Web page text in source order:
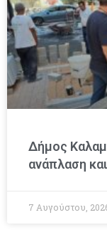
Δήμος
ανάπλαση
7 Αυγούστου,